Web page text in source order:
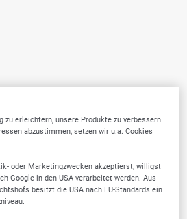
zu erleichtern, unsere Produkte zu verbessern
abzustimmen, setzen wir u.a. Cookies
oder Marketingzwecken akzeptierst, willigst
Google in den USA verarbeitet werden. Aus
besitzt die USA nach EU-Standards ein